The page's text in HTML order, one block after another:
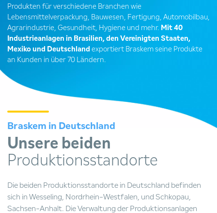
Produkten für verschiedene Branchen wie
Lebensmittelverpackung, Bauwesen, Fertigung, Automobilbau,
Agrarindustrie, Gesundheit, Hygiene und mehr. Mit 40
Industrieanlagen in Brasilien, den Vereinigten Staaten,
Mexiko und Deutschland exportiert Braskem seine Produkte
an Kunden in über 70 Ländern.
Braskem in Deutschland
Unsere beiden
Produktionsstandorte
Die beiden Produktionsstandorte in Deutschland befinden
sich in Wesseling, Nordrhein-Westfalen, und Schkopau,
Sachsen-Anhalt. Die Verwaltung der Produktionsanlagen